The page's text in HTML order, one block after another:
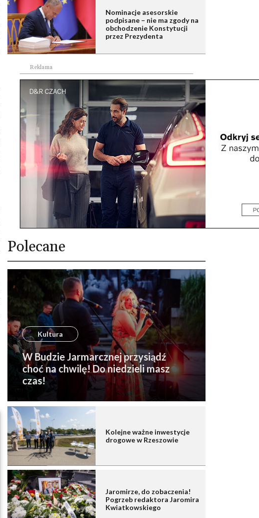
Nominacje asesorskie
podpisane – nie ma zgody na
obchodzenie Konstytucji
przez Prezydenta
Reklama
Polecane
Kultura
W Budzie Jarmarcznej przysiądź
choć na chwilę! Do niedzieli masz
czas!
Kolejne ważne inwestycje
drogowe w Rzeszowie
Jaromirze, do zobaczenia!
Pogrzeb redaktora Jaromira
Kwiatkowskiego